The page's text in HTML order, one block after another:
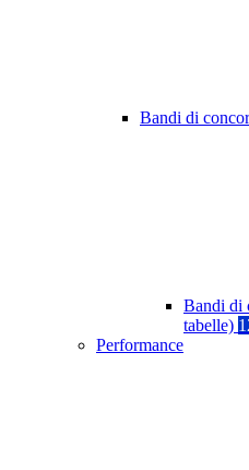
Bandi di
Bandi di
tabelle)
Performance